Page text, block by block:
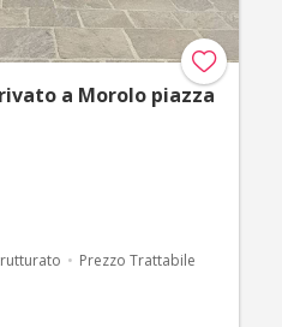
a Morolo piazza
Prezzo Trattabile